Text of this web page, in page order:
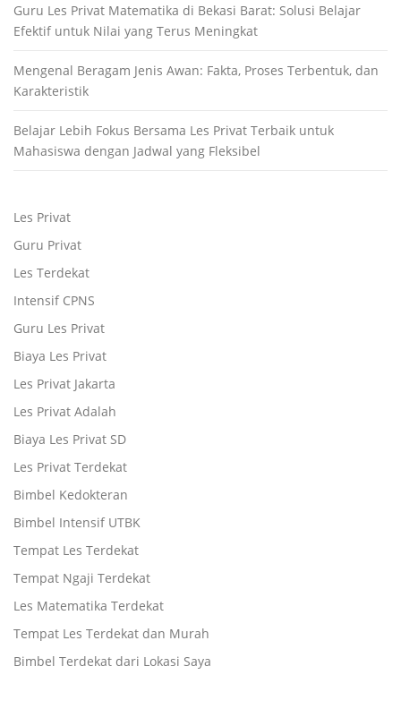
Guru Les Privat Matematika di Bekasi Barat: Solusi Belajar
Efektif untuk Nilai yang Terus Meningkat
Mengenal Beragam Jenis Awan: Fakta, Proses Terbentuk, dan
Karakteristik
Belajar Lebih Fokus Bersama Les Privat Terbaik untuk
Mahasiswa dengan Jadwal yang Fleksibel
Les Privat
Guru Privat
Les Terdekat
Intensif CPNS
Guru Les Privat
Biaya Les Privat
Les Privat Jakarta
Les Privat Adalah
Biaya Les Privat SD
Les Privat Terdekat
Bimbel Kedokteran
Bimbel Intensif UTBK
Tempat Les Terdekat
Tempat Ngaji Terdekat
Les Matematika Terdekat
Tempat Les Terdekat dan Murah
Bimbel Terdekat dari Lokasi Saya